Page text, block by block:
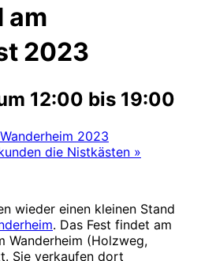
am
2023
12:00 bis 19:00
2023
die Nistkästen »
wieder einen kleinen Stand
. Das Fest findet am
Wanderheim (Holzweg,
Sie verkaufen dort